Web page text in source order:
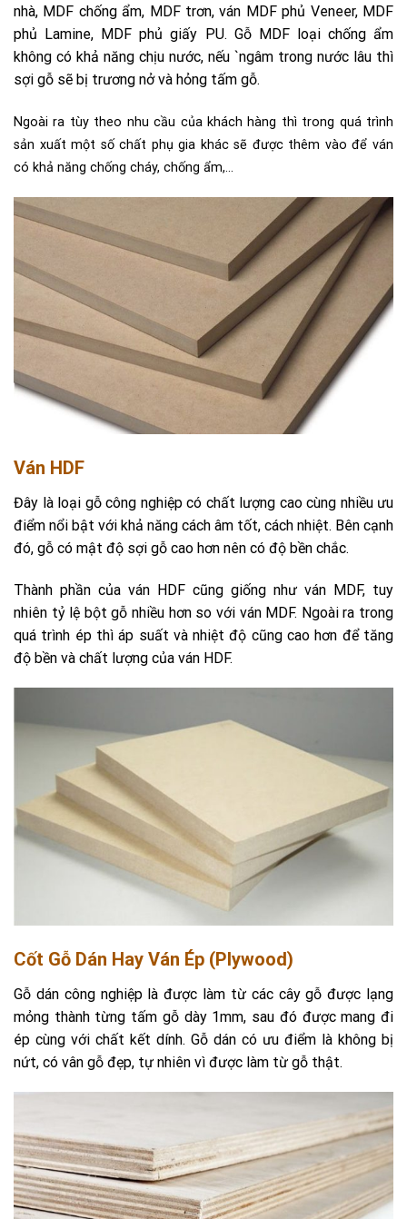
nhà, MDF chống ẩm, MDF trơn, ván MDF phủ Veneer, MDF
phủ Lamine, MDF phủ giấy PU. Gỗ MDF loại chống ẩm
không có khả năng chịu nước, nếu `ngâm trong nước lâu thì
sợi gỗ sẽ bị trương nở và hỏng tấm gỗ.
Ngoài ra tùy theo nhu cầu của khách hàng thì trong quá trình
sản xuất một số chất phụ gia khác sẽ được thêm vào để ván
có khả năng chống cháy, chống ẩm,…
Ván HDF
Đây là loại gỗ công nghiệp có chất lượng cao cùng nhiều ưu
điểm nổi bật với khả năng cách âm tốt, cách nhiệt. Bên cạnh
đó, gỗ có mật độ sợi gỗ cao hơn nên có độ bền chắc.
Thành phần của ván HDF cũng giống như ván MDF, tuy
nhiên tỷ lệ bột gỗ nhiều hơn so với ván MDF. Ngoài ra trong
quá trình ép thì áp suất và nhiệt độ cũng cao hơn để tăng
độ bền và chất lượng của ván HDF.
Cốt Gỗ Dán Hay Ván Ép (plywood)
Gỗ dán công nghiệp là được làm từ các cây gỗ được lạng
mỏng thành từng tấm gỗ dày 1mm, sau đó được mang đi
ép cùng với chất kết dính. Gỗ dán có ưu điểm là không bị
nứt, có vân gỗ đẹp, tự nhiên vì được làm từ gỗ thật.